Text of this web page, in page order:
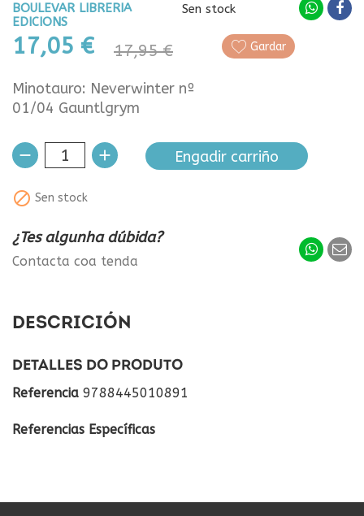
BOULEVAR LIBRERIA
EDICIONS
Sen stock
17,05 € 17,95 € Gardar
Minotauro: Neverwinter nº
01/04 Gauntlgrym
Engadir carriño
 Sen stock
¿Tes algunha dúbida?
Contacta coa tenda
DESCRICIÓN
DETALLES DO PRODUTO
Referencia 9788445010891
Referencias Específicas